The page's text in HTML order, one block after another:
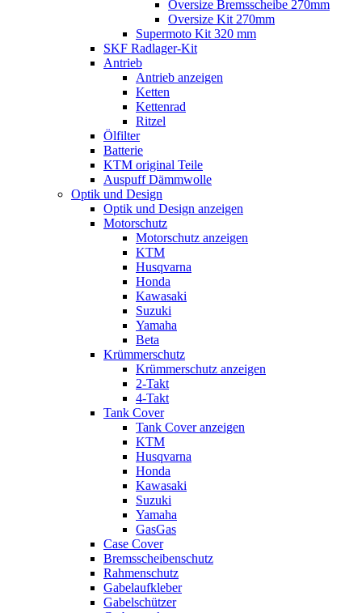
Oversize Bremsscheibe 270mm
Oversize Kit 270mm
Supermoto Kit 320 mm
SKF Radlager-Kit
Antrieb
Antrieb anzeigen
Ketten
Kettenrad
Ritzel
Ölfilter
Batterie
KTM original Teile
Auspuff Dämmwolle
Optik und Design
Optik und Design anzeigen
Motorschutz
Motorschutz anzeigen
KTM
Husqvarna
Honda
Kawasaki
Suzuki
Yamaha
Beta
Krümmerschutz
Krümmerschutz anzeigen
2-Takt
4-Takt
Tank Cover
Tank Cover anzeigen
KTM
Husqvarna
Honda
Kawasaki
Suzuki
Yamaha
GasGas
Case Cover
Bremsscheibenschutz
Rahmenschutz
Gabelaufkleber
Gabelschützer